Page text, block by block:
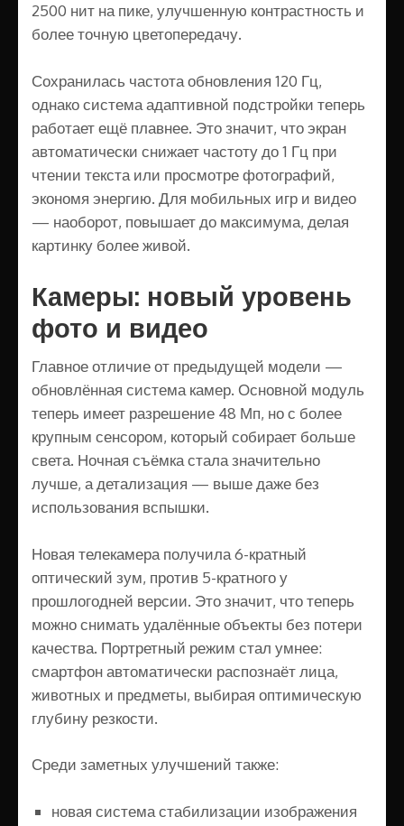
2500 нит на пике, улучшенную контрастность и
более точную цветопередачу.
Сохранилась частота обновления 120 Гц,
однако система адаптивной подстройки теперь
работает ещё плавнее. Это значит, что экран
автоматически снижает частоту до 1 Гц при
чтении текста или просмотре фотографий,
экономя энергию. Для мобильных игр и видео
— наоборот, повышает до максимума, делая
картинку более живой.
Камеры: новый уровень
фото и видео
Главное отличие от предыдущей модели —
обновлённая система камер. Основной модуль
теперь имеет разрешение 48 Мп, но с более
крупным сенсором, который собирает больше
света. Ночная съёмка стала значительно
лучше, а детализация — выше даже без
использования вспышки.
Новая телекамера получила 6-кратный
оптический зум, против 5-кратного у
прошлогодней версии. Это значит, что теперь
можно снимать удалённые объекты без потери
качества. Портретный режим стал умнее:
смартфон автоматически распознаёт лица,
животных и предметы, выбирая оптимическую
глубину резкости.
Среди заметных улучшений также:
новая система стабилизации изображения